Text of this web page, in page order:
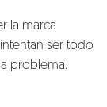
la marca
ser todo
problema.